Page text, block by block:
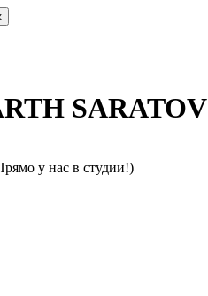
SARATOV
у нас в студии!)